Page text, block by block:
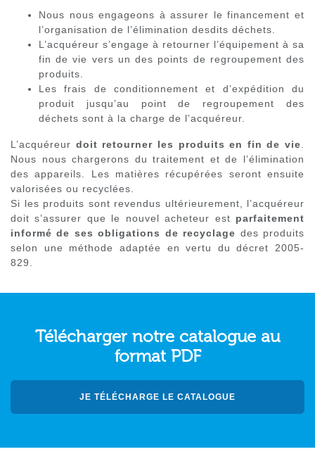
Nous nous engageons à assurer le financement et
l’organisation de l’élimination desdits déchets.
L’acquéreur s’engage à retourner l’équipement à sa
fin de vie vers un des points de regroupement des
produits.
Les frais de conditionnement et d’expédition du
produit jusqu’au point de regroupement des
déchets sont à la charge de l’acquéreur.
L’acquéreur doit retourner les produits en fin de vie
Nous nous chargerons du traitement et de l’élimination
des appareils. Les matières récupérées seront ensuite
valorisées ou recyclées.
Si les produits sont revendus ultérieurement, l’acquéreur
doit s’assurer que le nouvel acheteur est parfaitement
informé de ses obligations de recyclage des produits
selon une méthode adaptée en vertu du décret 2005-
829.
Télécharger notre catalogue au
format PDF
JE TÉLÉCHARGE LE CATALOGUE